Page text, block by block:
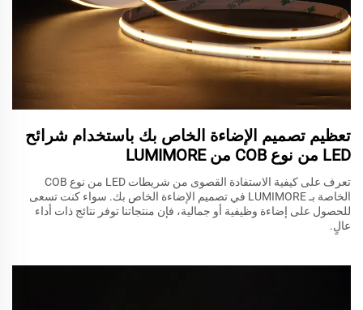
تعظيم تصميم الإضاءة الخاص بك باستخدام شرائح
LED من نوع COB من LUMIMORE
تعرف على كيفية الاستفادة القصوى من شريطات LED من نوع COB
الخاصة بـ LUMIMORE في تصميم الإضاءة الخاص بك. سواء كنت تسعى
للحصول على إضاءة وظيفية أو جمالية، فإن منتجاتنا توفر نتائج ذات أداء
عالٍ.